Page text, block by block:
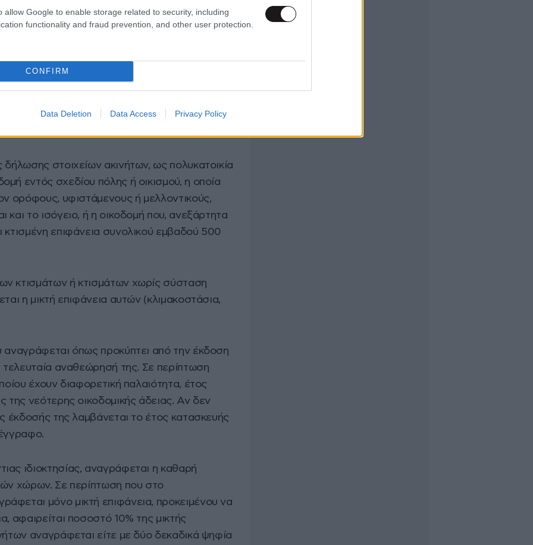
allow Google to enable storage related to security, including
functionality and fraud prevention, and other user protection.
CONFIRM
Data Deletion Data Access Privacy Policy
απαιτείται και η συμπλήρωση των
επί του οποίου βρίσκονται αυτά. Δεν
αποκλειστικά και μόνο στην περίπτωση κατά
κατοικιών, επαγγελματικών στεγών, αποθηκών
έχουν δημιουργηθεί εν ζωή με
η αξία του οικοπέδου υπολογίζεται με το
αξίας ακινήτων.
στοιχείων ακινήτων, ως πολυκατοικία
εντός σχεδίου πόλης ή οικισμού, η οποία
ορόφους, υφιστάμενους ή μελλοντικούς,
και το ισόγειο, ή η οικοδομή που, ανεξάρτητα
επιφάνεια συνολικού εμβαδού 500
κτισμάτων ή κτισμάτων χωρίς σύσταση
η μικτή επιφάνεια αυτών (κλιμακοστάσια,
αναγράφεται όπως προκύπτει από την έκδοση
τελευταία αναθεώρησή της. Σε περίπτωση
έχουν διαφορετική παλαιότητα, έτος
της νεότερης οικοδομικής άδειας. Αν δεν
έκδοσής της λαμβάνεται το έτος κατασκευής
ιδιοκτησίας, αναγράφεται η καθαρή
χώρων. Σε περίπτωση που στο
μόνο μικτή επιφάνεια, προκειμένου να
αφαιρείται ποσοστό 10% της μικτής
αναγράφεται είτε με δύο δεκαδικά ψηφία